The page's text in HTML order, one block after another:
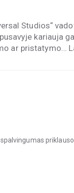
Studios“
kariauja
ar pristatymo…